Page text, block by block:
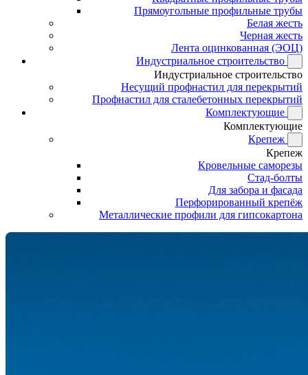
Прямоугольные профильные трубы
Белая жесть
Черная жесть
Лента оцинкованная (ЭОЦ)
Индустриальное строительство
Индустриальное строительство
Несущий профнастил для перекрытий
Профнастил для сталебетонных перекрытий
Комплектующие
Комплектующие
Крепеж
Крепеж
Кровельные саморезы
Стад-болты
Для забора и фасада
Перфорированный крепёж
Металлические профили для гипсокартона